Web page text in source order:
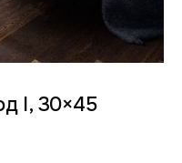
I, 30×45